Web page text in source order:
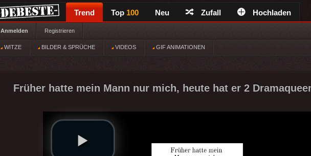
Trend Top 100 Neu Zufall Hochladen
Anmelden Registrieren
WITZE BILDER & SPRÜCHE VIDEOS GIF ANIMATIONEN
Früher hatte mein Mann nur mich, heute hat er 2